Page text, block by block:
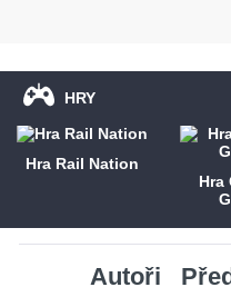
HRY
Hra Rail Nation
Hra
Autoři